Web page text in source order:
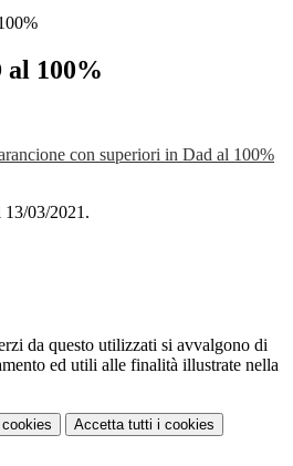
al 100%
con superiori in Dad al 100%
13/03/2021.
da questo utilizzati si avvalgono di
ed utili alle finalità illustrate nella
Accetta tutti i cookies